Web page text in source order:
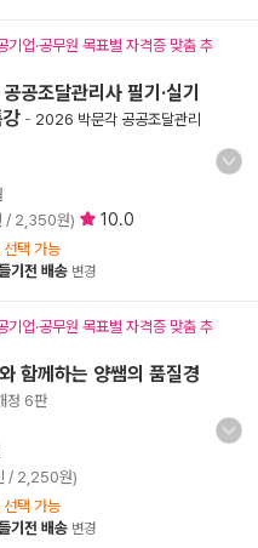
기업·공무원 목표별 자격증 맞춤 추
공조달관리사 필기·실기
- 2026 박문각 공공조달관리
/ 2,350원) 10.0
선택 가능
기전 배송 변경
기업·공무원 목표별 자격증 맞춤 추
함께하는 양쌤의 품질경
정 6판
/ 2,250원)
선택 가능
기전 배송 변경